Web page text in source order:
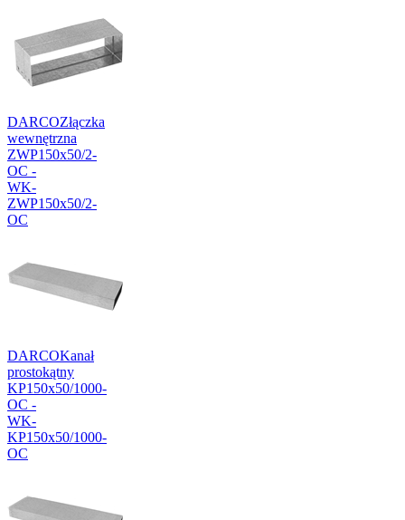
DARCOZłączka
wewnętrzna
ZWP150x50/2-
OC -
WK-
ZWP150x50/2-
OC
DARCOKanał
prostokątny
KP150x50/1000-
OC -
WK-
KP150x50/1000-
OC